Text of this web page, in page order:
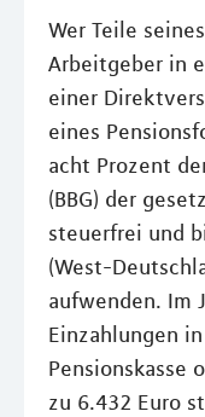
Wer Teile
Arbeitgeber in
einer
eines
acht Prozent
(BBG) der
steuerfrei und
(West-
aufwenden. Im
Einzahlungen
Pensionskasse
zu 6.432 Euro